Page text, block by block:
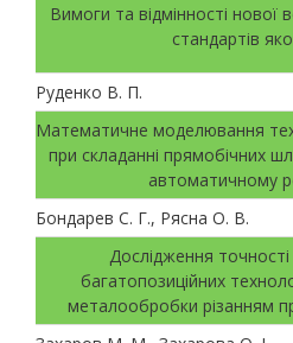
Вимоги та відмінності нової
стандартів
Руденко В. П.
Математичне моделювання
при складанні прямобічних
автоматичному
Бондарев С. Г., Рясна О. В.
Дослідження
багатопозиційних
металообробки різанням